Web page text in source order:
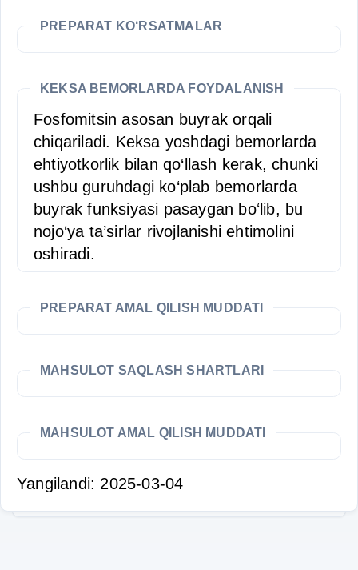
PREPARAT KO‘RSATMALAR
KEKSA BEMORLARDA FOYDALANISH
Fosfomitsin asosan buyrak orqali
chiqariladi. Keksa yoshdagi bemorlarda
ehtiyotkorlik bilan qo‘llash kerak, chunki
ushbu guruhdagi ko‘plab bemorlarda
buyrak funksiyasi pasaygan bo‘lib, bu
nojo‘ya ta’sirlar rivojlanishi ehtimolini
oshiradi.
PREPARAT AMAL QILISH MUDDATI
MAHSULOT SAQLASH SHARTLARI
MAHSULOT AMAL QILISH MUDDATI
Yangilandi: 2025-03-04